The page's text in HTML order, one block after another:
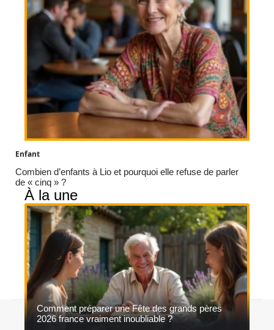
Enfant
Combien d’enfants à Lio et pourquoi elle refuse de parler
de « cinq » ?
À la une
Comment préparer une Fête des grands pères
2026 france vraiment inoubliable ?
Contact Mentions légales Sitemap